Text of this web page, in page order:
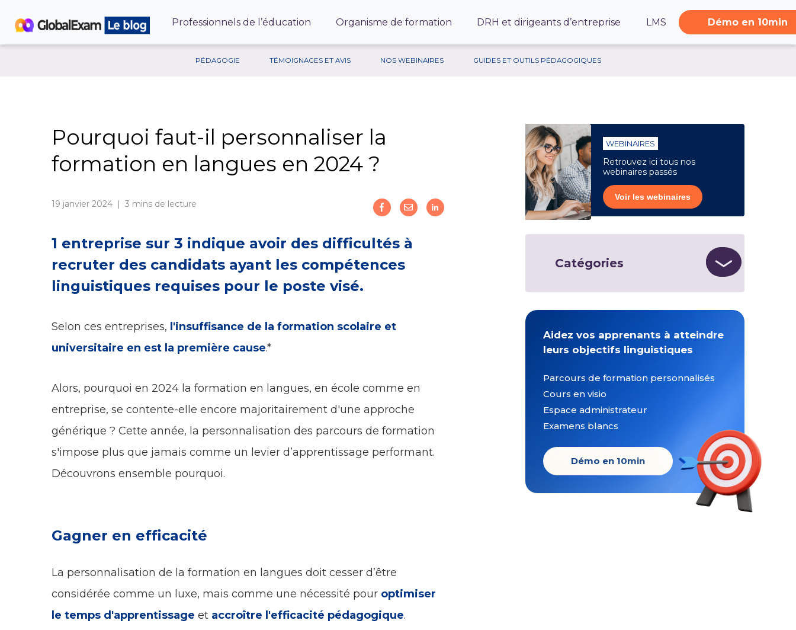
Professionnels de l’éducation Organisme de formation DRH et dirigeants d’entreprise LMS Démo en 10min
PÉDAGOGIE TÉMOIGNAGES ET AVIS NOS WEBINAIRES GUIDES ET OUTILS PÉDAGOGIQUES
Pourquoi faut-il personnaliser la
formation en langues en 2024 ?
19 janvier 2024 | 3 mins de lecture
1 entreprise sur 3 indique avoir des difficultés à
recruter des candidats ayant les compétences
linguistiques requises pour le poste visé.
Selon ces entreprises, l'insuffisance de la formation scolaire et
universitaire en est la première cause.*
Alors, pourquoi en 2024 la formation en langues, en école comme en
entreprise, se contente-elle encore majoritairement d'une approche
générique ? Cette année, la personnalisation des parcours de formation
s'impose plus que jamais comme un levier d’apprentissage performant.
Découvrons ensemble pourquoi.
Gagner en efficacité
La personnalisation de la formation en langues doit cesser d’être
considérée comme un luxe, mais comme une nécessité pour optimiser
le temps d'apprentissage et accroître l'efficacité pédagogique.
WEBINAIRES
Retrouvez ici tous nos
webinaires passés
Voir les webinaires
Catégories
Aidez vos apprenants à atteindre
leurs objectifs linguistiques
Parcours de formation personnalisés
Cours en visio
Espace administrateur
Examens blancs
Démo en 10min